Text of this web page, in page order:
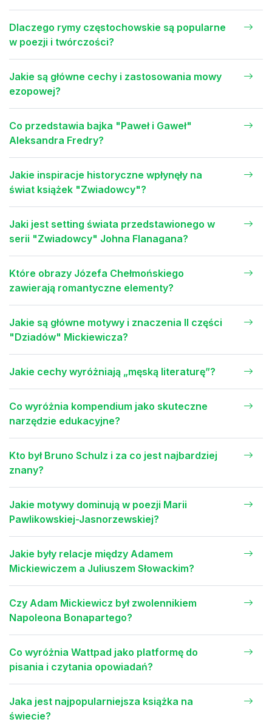
Dlaczego rymy częstochowskie są popularne
w poezji i twórczości?
Jakie są główne cechy i zastosowania mowy
ezopowej?
Co przedstawia bajka "Paweł i Gaweł"
Aleksandra Fredry?
Jakie inspiracje historyczne wpłynęły na
świat książek "Zwiadowcy"?
Jaki jest setting świata przedstawionego w
serii "Zwiadowcy" Johna Flanagana?
Które obrazy Józefa Chełmońskiego
zawierają romantyczne elementy?
Jakie są główne motywy i znaczenia II części
"Dziadów" Mickiewicza?
Jakie cechy wyróżniają „męską literaturę”?
Co wyróżnia kompendium jako skuteczne
narzędzie edukacyjne?
Kto był Bruno Schulz i za co jest najbardziej
znany?
Jakie motywy dominują w poezji Marii
Pawlikowskiej-Jasnorzewskiej?
Jakie były relacje między Adamem
Mickiewiczem a Juliuszem Słowackim?
Czy Adam Mickiewicz był zwolennikiem
Napoleona Bonapartego?
Co wyróżnia Wattpad jako platformę do
pisania i czytania opowiadań?
Jaka jest najpopularniejsza książka na
świecie?